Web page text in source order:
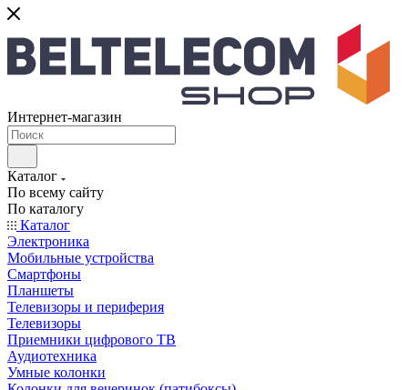
Интернет-магазин
Каталог
По всему сайту
По каталогу
Каталог
Электроника
Мобильные устройства
Смартфоны
Планшеты
Телевизоры и периферия
Телевизоры
Приемники цифрового ТВ
Аудиотехника
Умные колонки